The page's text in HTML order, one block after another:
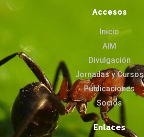
Accesos
Inicio
AIM
Divulgación
Jornadas y Cursos
Publicaciones
Socios
Enlaces